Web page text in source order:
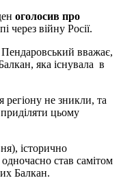
оголосив про
через війну Росії.
вважає,
яка існувала в
не зникли, та
цьому
історично
став самітом
Балкан.